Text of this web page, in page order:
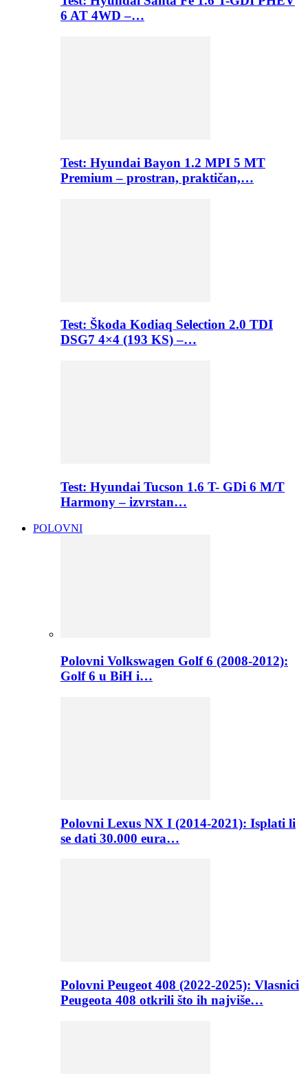
6 AT 4WD –…
Test: Hyundai Bayon 1.2 MPI 5 MT
Premium – prostran, praktičan,…
Test: Škoda Kodiaq Selection 2.0 TDI
DSG7 4×4 (193 KS) –…
Test: Hyundai Tucson 1.6 T- GDi 6 M/T
Harmony – izvrstan…
POLOVNI
Polovni Volkswagen Golf 6 (2008-2012):
Golf 6 u BiH i…
Polovni Lexus NX I (2014-2021): Isplati li
se dati 30.000 eura…
Polovni Peugeot 408 (2022-2025): Vlasnici
Peugeota 408 otkrili što ih najviše…